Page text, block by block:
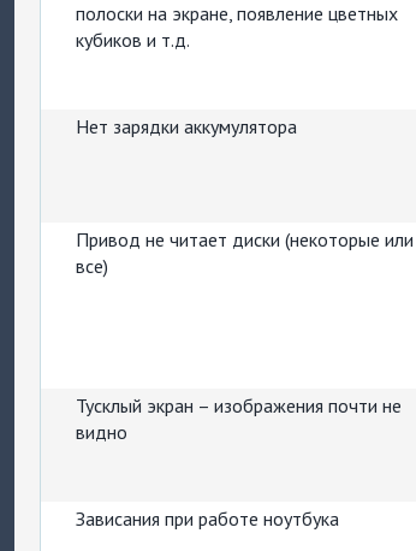
полоски на экране, появление цветных
кубиков и т.д.
Нет зарядки аккумулятора
Привод не читает диски (некоторые или
все)
Тусклый экран – изображения почти не
видно
Зависания при работе ноутбука